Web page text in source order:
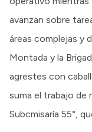
avanzan sobre
áreas complejas y
Montada y la
agrestes con
suma el trabajo de
Subcmisaría 55°,